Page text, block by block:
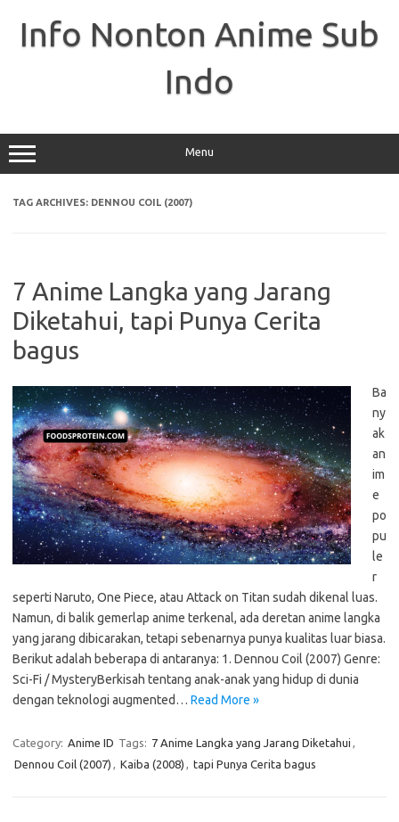
contentInfo Nonton Anime Sub
Indo
Menu
TAG ARCHIVES: DENNOU COIL (2007)
7 Anime Langka yang Jarang
Diketahui, tapi Punya Cerita
bagus
Ba
ny
ak
an
im
e
po
pu
le
r
seperti Naruto, One Piece, atau Attack on Titan sudah dikenal luas.
Namun, di balik gemerlap anime terkenal, ada deretan anime langka
yang jarang dibicarakan, tetapi sebenarnya punya kualitas luar biasa.
Berikut adalah beberapa di antaranya: 1. Dennou Coil (2007) Genre:
Sci-Fi / MysteryBerkisah tentang anak-anak yang hidup di dunia
dengan teknologi augmented… Read More »
Category: Anime ID Tags: 7 Anime Langka yang Jarang Diketahui ,
Dennou Coil (2007) , Kaiba (2008) , tapi Punya Cerita bagus